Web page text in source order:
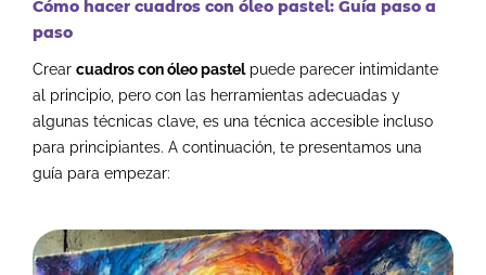
Cómo hacer cuadros con óleo pastel: Guía paso a
paso
Crear cuadros con óleo pastelpuede parecer intimidante
al principio, pero con las herramientas adecuadas y
algunas técnicas clave, es una técnica accesible incluso
para principiantes. A continuación, te presentamos una
guía para empezar: